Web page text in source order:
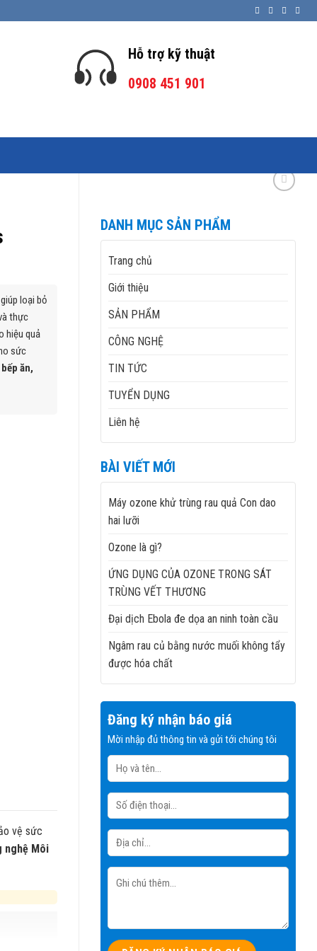
Hỗ trợ kỹ thuật
0908 451 901
DANH MỤC SẢN PHẨM
Trang chủ
Giới thiệu
SẢN PHẨM
CÔNG NGHỆ
TIN TỨC
TUYỂN DỤNG
Liên hệ
BÀI VIẾT MỚI
Máy ozone khử trùng rau quả Con dao
hai lưỡi
Ozone là gì?
ỨNG DỤNG CỦA OZONE TRONG SÁT
TRÙNG VẾT THƯƠNG
Đại dịch Ebola đe dọa an ninh toàn cầu
Ngâm rau củ bằng nước muối không tẩy
được hóa chất
Đăng ký nhận báo giá
Mời nhập đủ thông tin và gửi tới chúng tôi
giúp loại bỏ
thực
hiệu quả
sức
ăn,
vệ sức
nghệ Môi